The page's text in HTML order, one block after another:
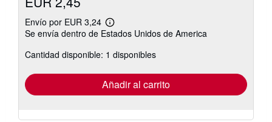
Envío por EUR 3,24
Más
información
las
tarifas
envío
Se envía dentro de Estados Unidos de America
Cantidad disponible: 1 disponibles
Añadir al carrito